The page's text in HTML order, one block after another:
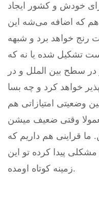
خودش و کشور ایجاد
که اضافه می‌شه این
خواهد برد و شبهه
تشکیل شده یا نه که
سطح بین الملل و در
خواهد کرد و چه بسا
وضعیتی امتیازاتی هم
وقتی‌ ضعیف میشن
ما قراینی هم داریم که
پیدا کرده تو این
زمینه کوتاه اومده.